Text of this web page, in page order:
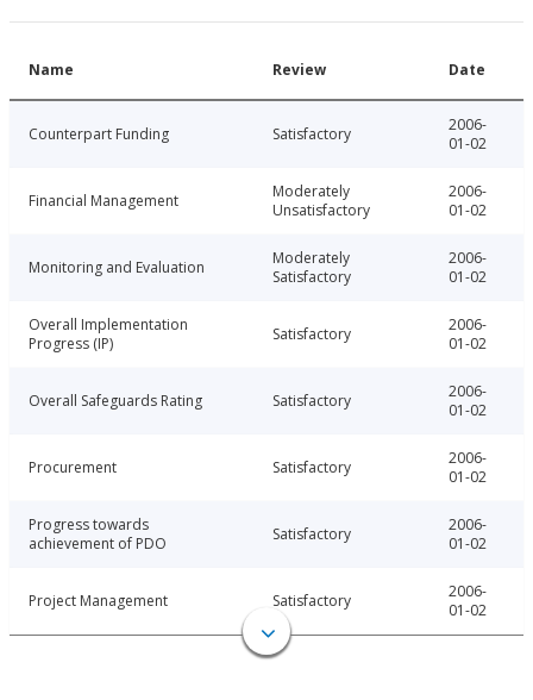
Name Review Date
Counterpart Funding Satisfactory
2006-
01-02
Financial Management
Moderately
Unsatisfactory
2006-
01-02
Monitoring and Evaluation
Moderately
Satisfactory
2006-
01-02
Overall Implementation
Progress (IP)
Satisfactory
2006-
01-02
Overall Safeguards Rating Satisfactory
2006-
01-02
Procurement Satisfactory
2006-
01-02
Progress towards
achievement of PDO
Satisfactory
2006-
01-02
Project Management Satisfactory
2006-
01-02